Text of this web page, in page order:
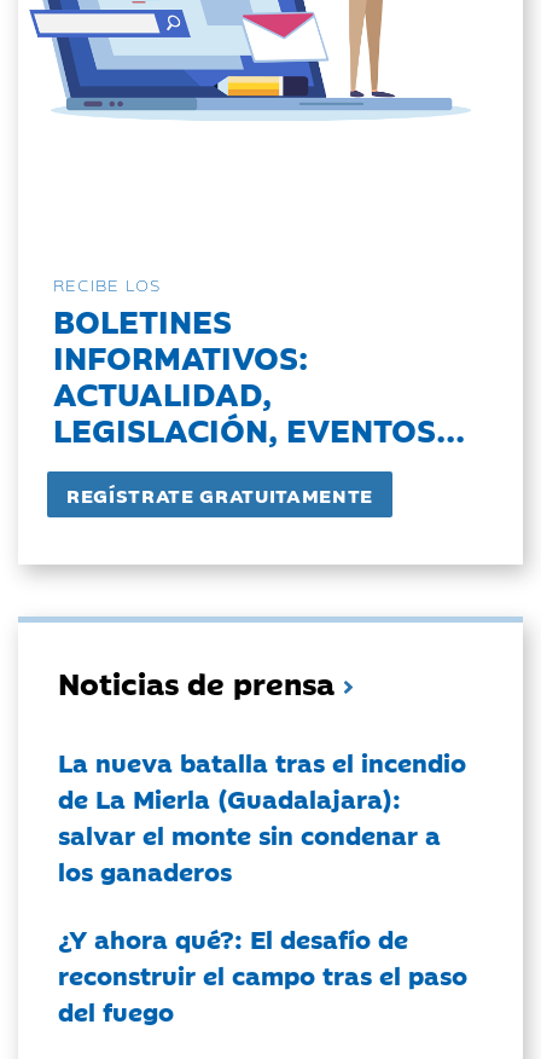
RECIBE LOS
BOLETINES
INFORMATIVOS:
ACTUALIDAD,
LEGISLACIÓN, EVENTOS...
Noticias de prensa
La nueva batalla tras el incendio
de La Mierla (Guadalajara):
salvar el monte sin condenar a
los ganaderos
¿Y ahora qué?: El desafío de
reconstruir el campo tras el paso
del fuego